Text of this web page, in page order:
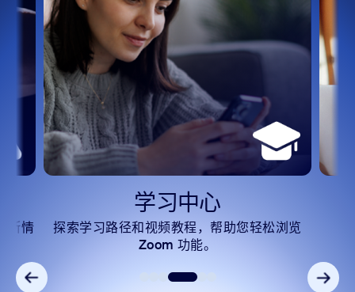
断情
学习中心
探索学习路径和视频教程，帮助您轻松浏览
Zoom 功能。